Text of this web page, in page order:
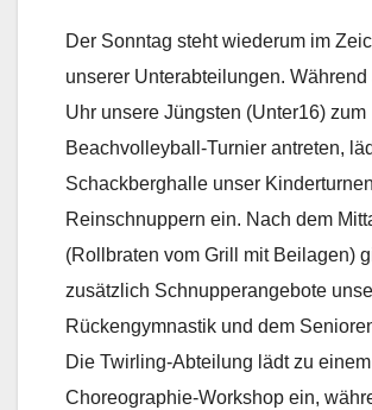
Der Sonntag steht wiederum im
unserer Unterabteilungen. Während
Uhr unsere Jüngsten (Unter16) zum
Beachvolleyball-Turnier antreten,
Schackberghalle unser
Reinschnuppern ein. Nach dem
(Rollbraten vom Grill mit Beilagen)
zusätzlich Schnupperangebote
Rückengymnastik und dem
Die Twirling-Abteilung lädt zu einem
Choreographie-Workshop ein,